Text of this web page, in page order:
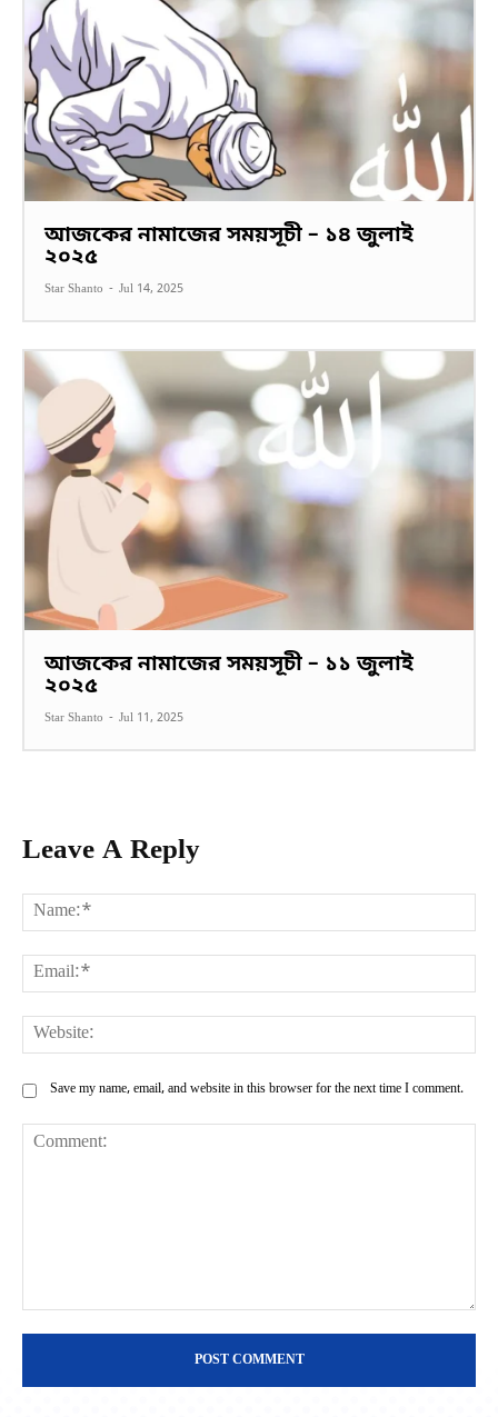
আজকের নামাজের সময়সূচী – ১৪ জুলাই
২০২৫
Star Shanto - Jul 14, 2025
আজকের নামাজের সময়সূচী – ১১ জুলাই
২০২৫
Star Shanto - Jul 11, 2025
Leave A Reply
Save my name, email, and website in this browser for the next time I comment.